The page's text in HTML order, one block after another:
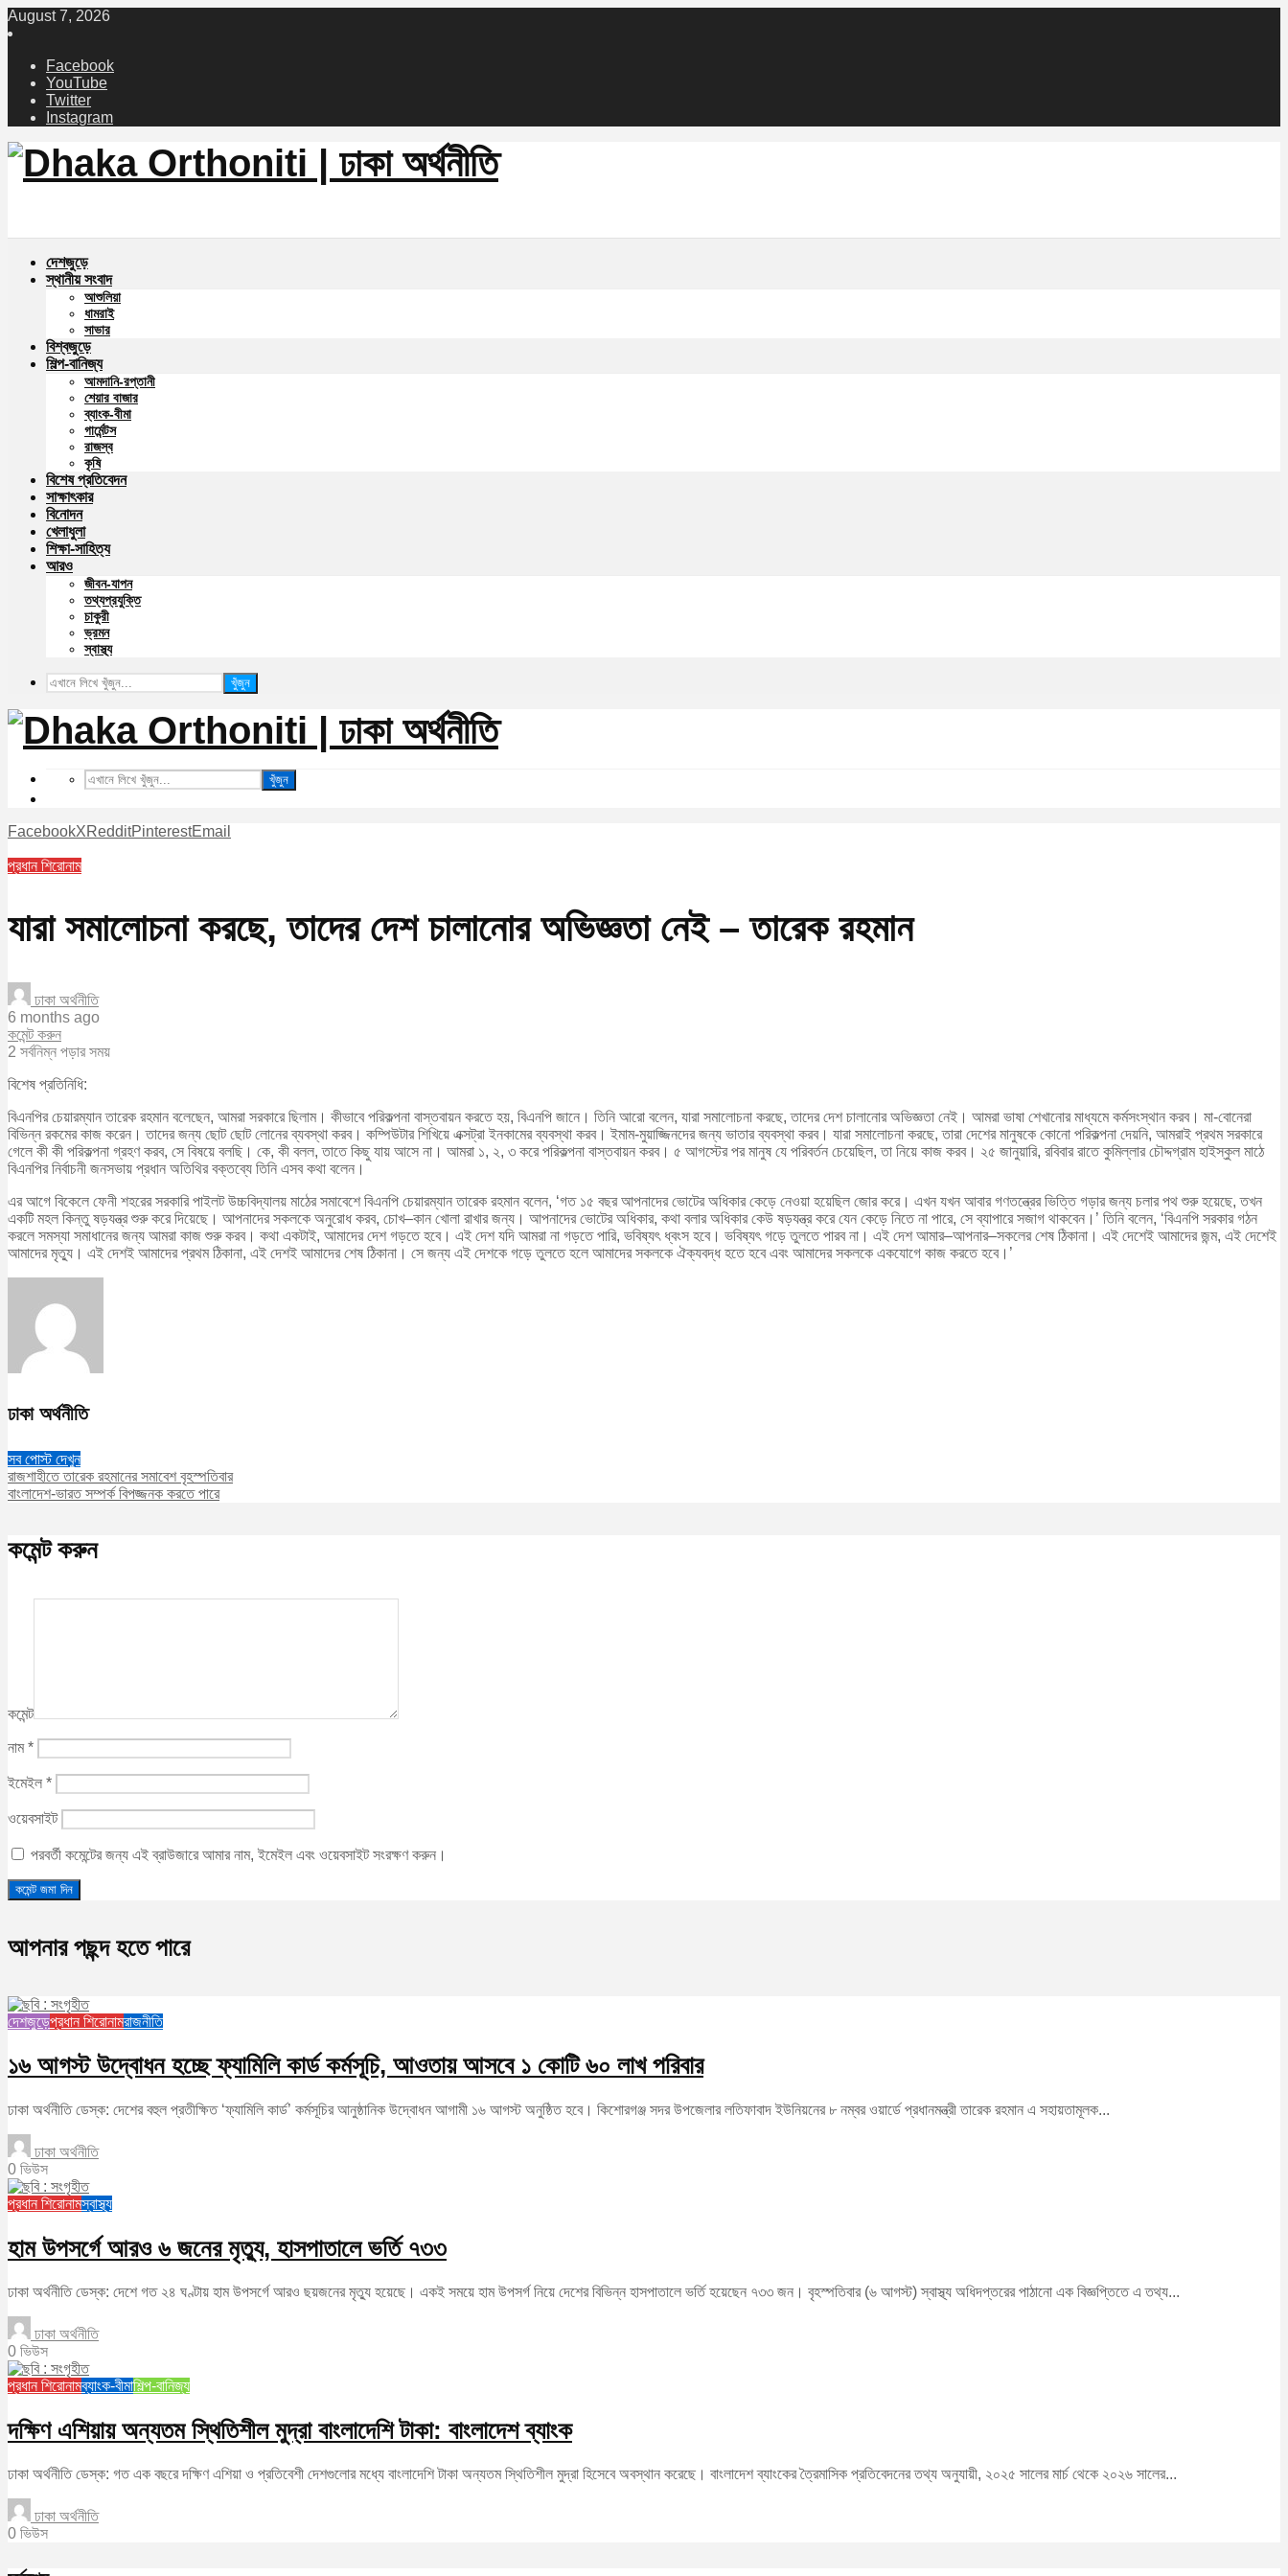
August 7, 2026
Facebook
YouTube
Twitter
Instagram
দেশজুড়ে
স্থানীয় সংবাদ
আশুলিয়া
ধামরাই
সাভার
বিশ্বজুড়ে
শিল্প-বানিজ্য
আমদানি-রপ্তানী
শেয়ার বাজার
ব্যাংক-বীমা
গার্মেন্টস
রাজস্ব
কৃষি
বিশেষ প্রতিবেদন
সাক্ষাৎকার
বিনোদন
খেলাধুলা
শিক্ষা-সাহিত্য
আরও
জীবন-যাপন
তথ্যপ্রযুক্তি
চাকুরী
ভ্রমন
স্বাস্থ্য
খুঁজুন
খুঁজুন
FacebookXRedditPinterestEmail
প্রধান শিরোনাম
যারা সমালোচনা করছে, তাদের দেশ চালানোর অভিজ্ঞতা নেই – তারেক রহমান
ঢাকা অর্থনীতি
6 months ago
কমেন্ট করুন
2 সর্বনিম্ন পড়ার সময়
বিশেষ প্রতিনিধি:
বিএনপির চেয়ারম্যান তারেক রহমান বলেছেন, আমরা সরকারে ছিলাম। কীভাবে পরিকল্পনা বাস্তবায়ন করতে হয়, বিএনপি জানে। তিনি আরো বলেন, যারা সমালোচনা করছে, তাদের দেশ চালানোর অভিজ্ঞতা নেই। আমরা ভাষা শেখানোর মাধ্যমে কর্মসংস্থান করব। মা-বোনেরা
বিভিন্ন রকমের কাজ করেন। তাদের জন্য ছোট ছোট লোনের ব্যবস্থা করব। কম্পিউটার শিখিয়ে এক্সট্রা ইনকামের ব্যবস্থা করব। ইমাম-মুয়াজ্জিনদের জন্য ভাতার ব্যবস্থা করব। যারা সমালোচনা করছে, তারা দেশের মানুষকে কোনো পরিকল্পনা দেয়নি, আমরাই প্রথম সরকারে
গেলে কী কী পরিকল্পনা গ্রহণ করব, সে বিষয়ে বলছি। কে, কী বলল, তাতে কিছু যায় আসে না। আমরা ১, ২, ৩ করে পরিকল্পনা বাস্তবায়ন করব। ৫ আগস্টের পর মানুষ যে পরিবর্তন চেয়েছিল, তা নিয়ে কাজ করব। ২৫ জানুয়ারি, রবিবার রাতে কুমিল্লার চৌদ্দগ্রাম হাইস্কুল মাঠে
বিএনপির নির্বাচনী জনসভায় প্রধান অতিথির বক্তব্যে তিনি এসব কথা বলেন।
এর আগে বিকেলে ফেনী শহরের সরকারি পাইলট উচ্চবিদ্যালয় মাঠের সমাবেশে বিএনপি চেয়ারম্যান তারেক রহমান বলেন, ‘গত ১৫ বছর আপনাদের ভোটের অধিকার কেড়ে নেওয়া হয়েছিল জোর করে। এখন যখন আবার গণতন্ত্রের ভিত্তি গড়ার জন্য চলার পথ শুরু হয়েছে, তখন
একটি মহল কিন্তু ষড়যন্ত্র শুরু করে দিয়েছে। আপনাদের সকলকে অনুরোধ করব, চোখ–কান খোলা রাখার জন্য। আপনাদের ভোটের অধিকার, কথা বলার অধিকার কেউ ষড়যন্ত্র করে যেন কেড়ে নিতে না পারে, সে ব্যাপারে সজাগ থাকবেন।’ তিনি বলেন, ‘বিএনপি সরকার গঠন
করলে সমস্যা সমাধানের জন্য আমরা কাজ শুরু করব। কথা একটাই, আমাদের দেশ গড়তে হবে। এই দেশ যদি আমরা না গড়তে পারি, ভবিষ্যৎ ধ্বংস হবে। ভবিষ্যৎ গড়ে তুলতে পারব না। এই দেশ আমার–আপনার–সকলের শেষ ঠিকানা। এই দেশেই আমাদের জন্ম, এই দেশেই
আমাদের মৃত্যু। এই দেশই আমাদের প্রথম ঠিকানা, এই দেশই আমাদের শেষ ঠিকানা। সে জন্য এই দেশকে গড়ে তুলতে হলে আমাদের সকলকে ঐক্যবদ্ধ হতে হবে এবং আমাদের সকলকে একযোগে কাজ করতে হবে।’
ঢাকা অর্থনীতি
সব পোস্ট দেখুন
রাজশাহীতে তারেক রহমানের সমাবেশ বৃহস্পতিবার
বাংলাদেশ-ভারত সম্পর্ক বিপজ্জনক করতে পারে
কমেন্ট করুন
কমেন্ট
নাম*
ইমেইল *
ওয়েবসাইট
পরবর্তী কমেন্টের জন্য এই ব্রাউজারে আমার নাম, ইমেইল এবং ওয়েবসাইট সংরক্ষণ করুন।
আপনার পছন্দ হতে পারে
দেশজুড়েপ্রধান শিরোনামরাজনীতি
১৬ আগস্ট উদ্বোধন হচ্ছে ফ্যামিলি কার্ড কর্মসূচি, আওতায় আসবে ১ কোটি ৬০ লাখ পরিবার
ঢাকা অর্থনীতি ডেস্ক: দেশের বহুল প্রতীক্ষিত ‘ফ্যামিলি কার্ড’ কর্মসূচির আনুষ্ঠানিক উদ্বোধন আগামী ১৬ আগস্ট অনুষ্ঠিত হবে। কিশোরগঞ্জ সদর উপজেলার লতিফাবাদ ইউনিয়নের ৮ নম্বর ওয়ার্ডে প্রধানমন্ত্রী তারেক রহমান এ সহায়তামূলক...
ঢাকা অর্থনীতি
0 ভিউস
প্রধান শিরোনামস্বাস্থ্য
হাম উপসর্গে আরও ৬ জনের মৃত্যু, হাসপাতালে ভর্তি ৭৩৩
ঢাকা অর্থনীতি ডেস্ক: দেশে গত ২৪ ঘণ্টায় হাম উপসর্গে আরও ছয়জনের মৃত্যু হয়েছে। একই সময়ে হাম উপসর্গ নিয়ে দেশের বিভিন্ন হাসপাতালে ভর্তি হয়েছেন ৭৩৩ জন। বৃহস্পতিবার (৬ আগস্ট) স্বাস্থ্য অধিদপ্তরের পাঠানো এক বিজ্ঞপ্তিতে এ তথ্য...
ঢাকা অর্থনীতি
0 ভিউস
প্রধান শিরোনামব্যাংক-বীমাশিল্প-বানিজ্য
দক্ষিণ এশিয়ায় অন্যতম স্থিতিশীল মুদ্রা বাংলাদেশি টাকা: বাংলাদেশ ব্যাংক
ঢাকা অর্থনীতি ডেস্ক: গত এক বছরে দক্ষিণ এশিয়া ও প্রতিবেশী দেশগুলোর মধ্যে বাংলাদেশি টাকা অন্যতম স্থিতিশীল মুদ্রা হিসেবে অবস্থান করেছে। বাংলাদেশ ব্যাংকের ত্রৈমাসিক প্রতিবেদনের তথ্য অনুযায়ী, ২০২৫ সালের মার্চ থেকে ২০২৬ সালের...
ঢাকা অর্থনীতি
0 ভিউস